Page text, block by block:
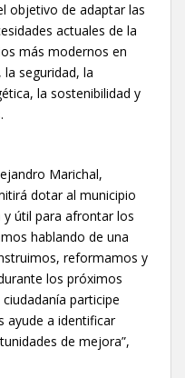
objetivo de adaptar las
actuales de la
más modernos en
seguridad, la
la sostenibilidad y
Marichal,
dotar al municipio
útil para afrontar los
hablando de una
reformamos y
los próximos
participe
ayude a identificar
de mejora”,